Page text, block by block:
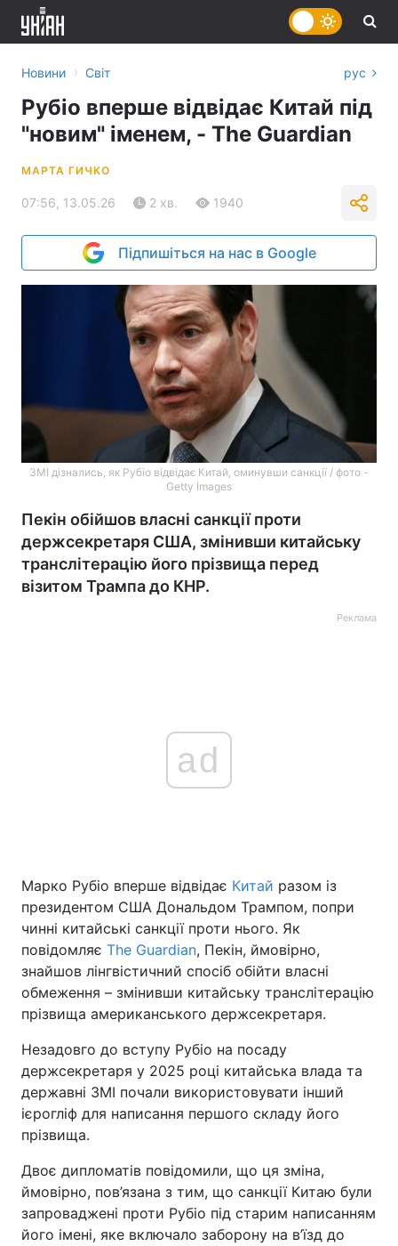
Україна Політика
Економіка Світ
Спорт Наука
Зброя Інциденти
Здоров'я Туризм
Цікавинки
Екологія Регіони
Лонгріди
Новини › Світ рус
Рубіо вперше відвідає Китай під
"новим" іменем, - The Guardian
МАРТА ГИЧКО
07:56, 13.05.26 2 хв. 1940
Підпишіться на нас в Google
ЗМІ дізнались, як Рубіо відвідає Китай, оминувши санкції / фото -
Getty Images
Пекін обійшов власні санкції проти
держсекретаря США, змінивши китайську
транслітерацію його прізвища перед
візитом Трампа до КНР.
Реклама
ad
Марко Рубіо вперше відвідає Китай разом із
президентом США Дональдом Трампом, попри
чинні китайські санкції проти нього. Як
повідомляє The Guardian, Пекін, ймовірно,
знайшов лінгвістичний спосіб обійти власні
обмеження – змінивши китайську транслітерацію
прізвища американського держсекретаря.
Незадовго до вступу Рубіо на посаду
держсекретаря у 2025 році китайська влада та
державні ЗМІ почали використовувати інший
ієрогліф для написання першого складу його
прізвища.
Двоє дипломатів повідомили, що ця зміна,
ймовірно, пов’язана з тим, що санкції Китаю були
запроваджені проти Рубіо під старим написанням
його імені, яке включало заборону на в’їзд до